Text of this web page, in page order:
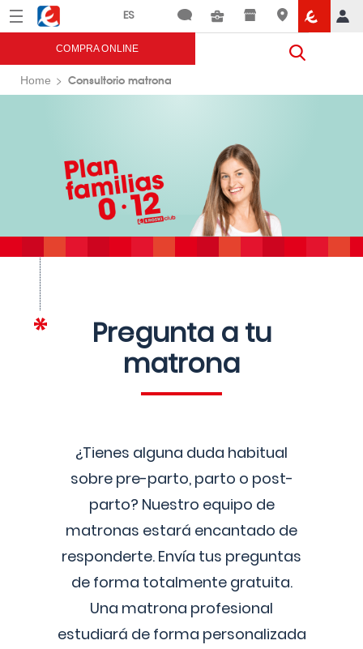
Menú Eroski
COMPRA ONLINE
Home Consultorio matrona
Pregunta a tu
matrona
¿Tienes alguna duda habitual
sobre pre-parto, parto o post-
parto? Nuestro equipo de
matronas estará encantado de
responderte. Envía tus preguntas
de forma totalmente gratuita.
Una matrona profesional
estudiará de forma personalizada